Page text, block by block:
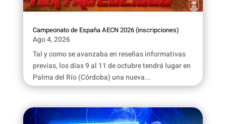
Campeonato de España AECN 2026 (inscripciones)
Ago 4, 2026
Tal y como se avanzaba en reseñas informativas
previas, los días 9 al 11 de octubre tendrá lugar en
Palma del Río (Córdoba) una nueva...